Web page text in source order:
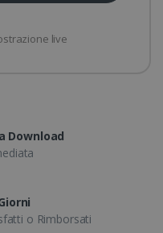
live
Download
o Rimborsati